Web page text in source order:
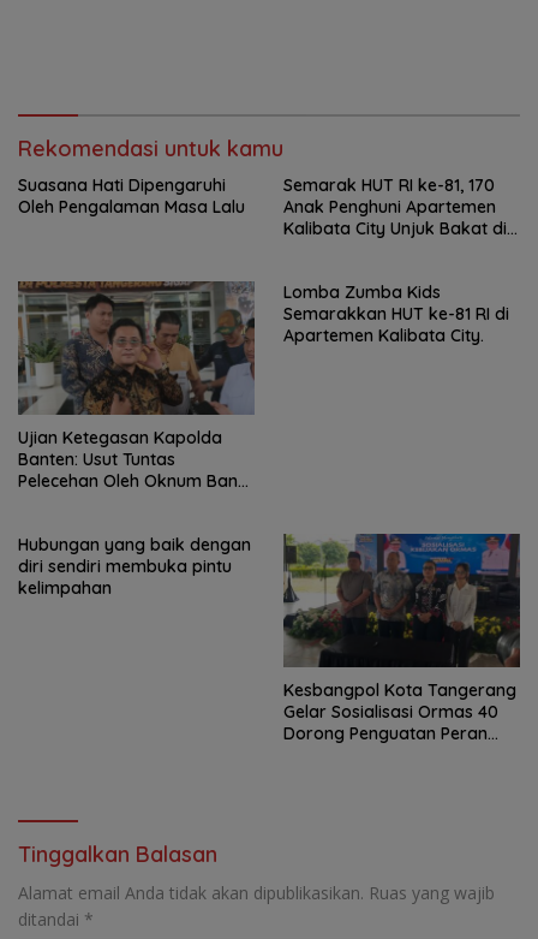
Rekomendasi untuk kamu
Suasana Hati Dipengaruhi
Oleh Pengalaman Masa Lalu
Semarak HUT RI ke-81, 170
Anak Penghuni Apartemen
Kalibata City Unjuk Bakat di
Ujian Ketegasan Kapolda
Banten: Usut Tuntas
Pelecehan Oleh Oknum Bank
Lomba Zumba Kids
Semarakkan HUT ke-81 RI di
Apartemen Kalibata City.
Hubungan yang baik dengan
diri sendiri membuka pintu
kelimpahan
Kesbangpol Kota Tangerang
Gelar Sosialisasi Ormas 40
Dorong Penguatan Peran
Tinggalkan Balasan
Alamat email Anda tidak akan dipublikasikan. Ruas yang wajib
ditandai *